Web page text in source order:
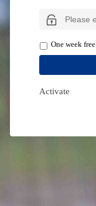
One week free
Activate